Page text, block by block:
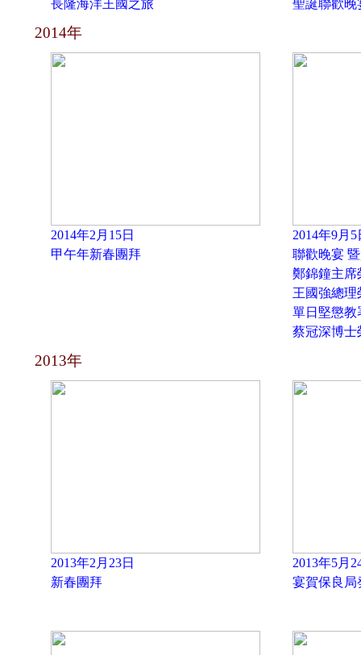
長隆海洋王國之旅
聖誕聯歡晚
2014年
2014年2月15日
甲午年新春團拜
2014年9月5
聯歡晚宴
鄭錦鐘主席
王國強總理
單日堅懲教
蔡冠深博士
2013年
2013年2月23日
新春團拜
2013年5月
宴賀保良局